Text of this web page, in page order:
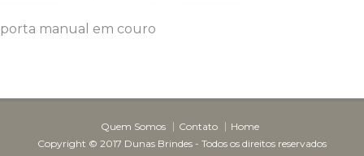
porta manual em couro
Quem Somos Contato
Home
Copyright © 2017 Dunas Brindes - Todos os direitos reservados